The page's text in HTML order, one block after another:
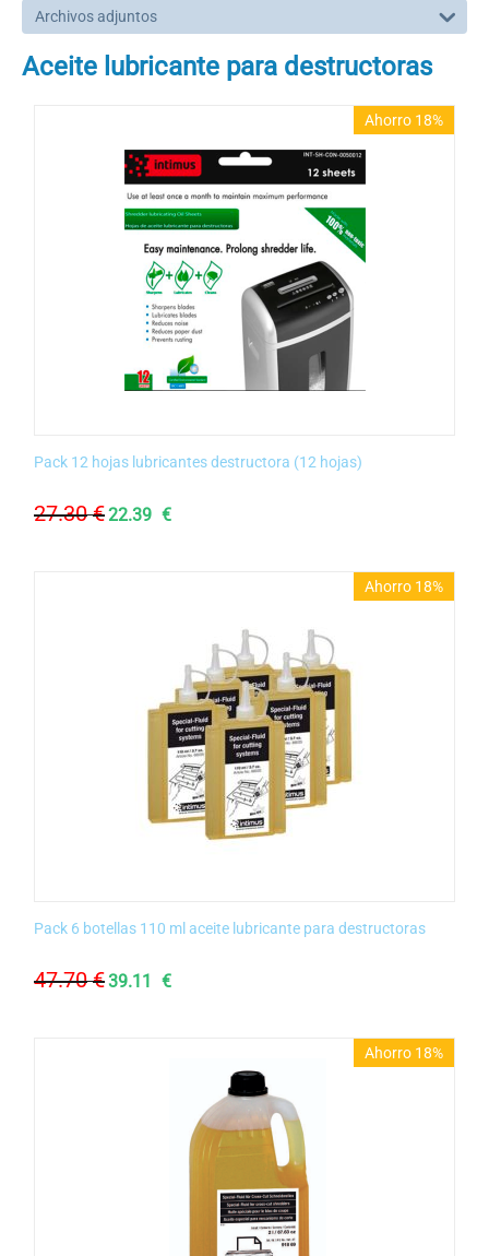
Archivos adjuntos
Aceite lubricante para destructoras
Ahorro 18%
Pack 12 hojas lubricantes destructora (12 hojas)
27.30 €22.39 €
Ahorro 18%
Pack 6 botellas 110 ml aceite lubricante para destructoras
47.70 €39.11 €
Ahorro 18%